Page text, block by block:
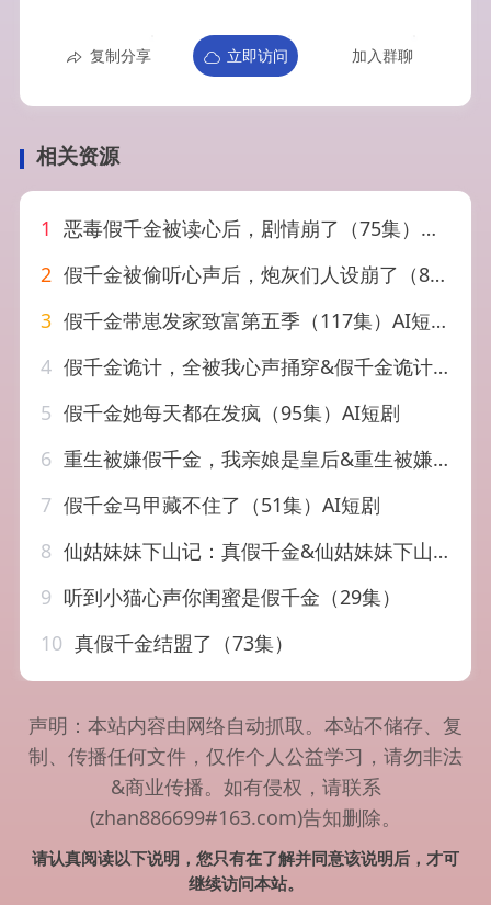
复制分享 立即访问 加入群聊
相关资源
1 恶毒假千金被读心后，剧情崩了（75集）汪雨升＆张乙萌
2 假千金被偷听心声后，炮灰们人设崩了（80集）黄则灵＆杨晨＆九久
3 假千金带崽发家致富第五季（117集）AI短剧
4 假千金诡计，全被我心声捅穿&假千金诡计全被我心声捅穿（52集）AI短剧
5 假千金她每天都在发疯（95集）AI短剧
6 重生被嫌假千金，我亲娘是皇后&重生被嫌假千金我亲娘是皇后（31集）AI短剧
7 假千金马甲藏不住了（51集）AI短剧
8 仙姑妹妹下山记：真假千金&仙姑妹妹下山记真假千金（110集）AI短剧
9 听到小猫心声你闺蜜是假千金（29集）
10 真假千金结盟了（73集）
声明：本站内容由网络自动抓取。本站不储存、复
制、传播任何文件，仅作个人公益学习，请勿非法
&商业传播。如有侵权，请联系
(zhan886699#163.com)告知删除。
请认真阅读以下说明，您只有在了解并同意该说明后，才可
继续访问本站。